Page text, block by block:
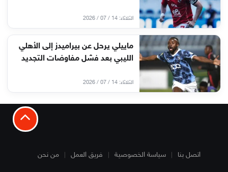
الثلاثاء: 14 / 07 / 2026
ماييلي يرحل عن بيراميدز إلى الأهلي
الليبي بعد فشل مفاوضات التجديد
الثلاثاء: 14 / 07 / 2026
اتصل بنا سياسة الخصوصية فريق العمل من نحن